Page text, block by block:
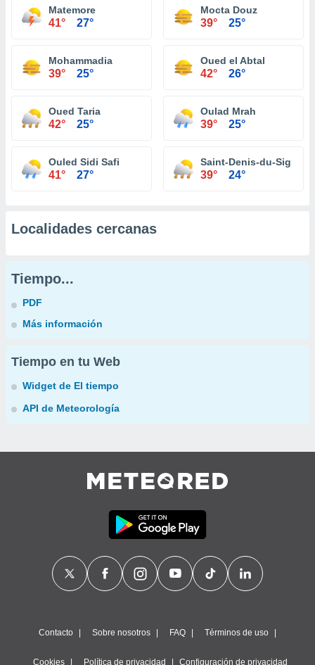
Matemore
41° 27°
Mocta Douz
39° 25°
Mohammadia
39° 25°
Oued el Abtal
42° 26°
Oued Taria
42° 25°
Oulad Mrah
39° 25°
Ouled Sidi Safi
41° 27°
Saint-Denis-du-Sig
39° 24°
Localidades cercanas
Tiempo...
PDF
Más información
Tiempo en tu Web
Widget de El tiempo
API de Meteorología
Contacto Sobre nosotros FAQ Términos de uso
Cookies Política de privacidad Configuración de privacidad